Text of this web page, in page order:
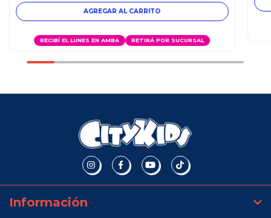
RECIBÍ EL LUNES EN AMBA RETIRÁ POR SUCURSAL
Información